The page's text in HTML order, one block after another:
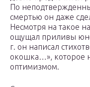
По
смертью он даже
Несмотря на такое
ощущал приливы
г. он написал
окошка…», которое
оптимизмом.